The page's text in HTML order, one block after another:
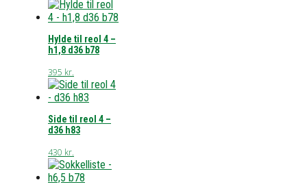
Hylde til reol 4 –
h1,8 d36 b78
395 kr.
Side til reol 4 –
d36 h83
430 kr.